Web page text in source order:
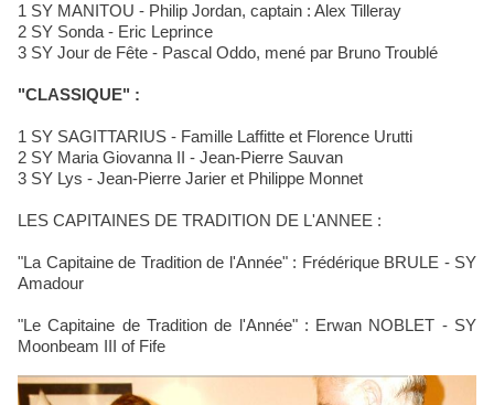
1 SY MANITOU - Philip Jordan, captain : Alex Tilleray
2 SY Sonda - Eric Leprince
3 SY Jour de Fête - Pascal Oddo, mené par Bruno Troublé
"CLASSIQUE" :
1 SY SAGITTARIUS - Famille Laffitte et Florence Urutti
2 SY Maria Giovanna II - Jean-Pierre Sauvan
3 SY Lys - Jean-Pierre Jarier et Philippe Monnet
LES CAPITAINES DE TRADITION DE L'ANNEE :
"La Capitaine de Tradition de l'Année" : Frédérique BRULE - SY
Amadour
"Le Capitaine de Tradition de l'Année" : Erwan NOBLET - SY
Moonbeam III of Fife